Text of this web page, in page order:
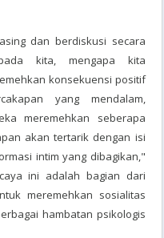
dan berdiskusi secara
kita, mengapa kita
konsekuensi positif
yang mendalam,
meremehkan seberapa
akan tertarik dengan isi
intim yang dibagikan,"
ini adalah bagian dari
meremehkan sosialitas
hambatan psikologis